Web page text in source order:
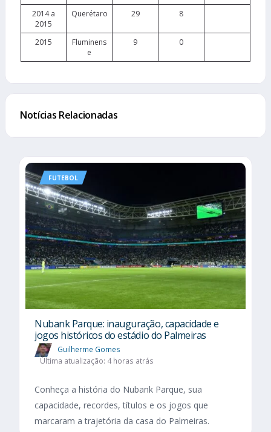
2014 a
2015
Querétaro 29 8
2015
Fluminens
e
9 0
Notícias Relacionadas
FUTEBOL
Nubank Parque: inauguração, capacidade e
jogos históricos do estádio do Palmeiras
Guilherme Gomes
Última atualização: 4 horas atrás
Conheça a história do Nubank Parque, sua
capacidade, recordes, títulos e os jogos que
marcaram a trajetória da casa do Palmeiras.